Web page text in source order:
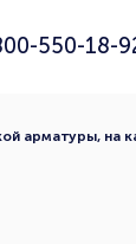
550-18-
арматуры, на